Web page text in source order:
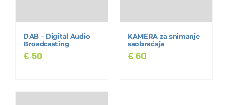
DAB – Digital Audio
Broadcasting
€ 50
KAMERA za snimanje
saobraćaja
€ 60